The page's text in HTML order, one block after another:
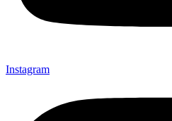
Instagram